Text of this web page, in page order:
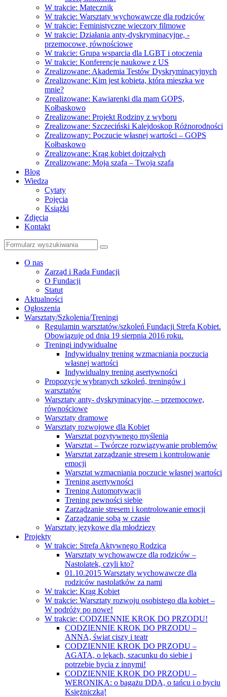
W trakcie: Matecznik
W trakcie: Warsztaty wychowawcze dla rodziców
W trakcie: Feministyczne wieczory filmowe
W trakcie: Działania anty-dyskryminacyjne, -
przemocowe, równościowe
W trakcie: Grupa wsparcia dla LGBT i otoczenia
W trakcie: Konferencje naukowe z US
Zrealizowane: Akademia Testów Dyskryminacyjnych
Zrealizowane: Kim jest kobieta, która mieszka we
mnie?
Zrealizowane: Kawiarenki dla mam GOPS,
Kołbaskowo
Zrealizowane: Projekt Rodziny z wyboru
Zrealizowane: Szczeciński Kalejdoskop Różnorodności
Zrealizowany: Poczucie własnej wartości – GOPS
Kołbaskowo
Zrealizowane: Krąg kobiet dojrzałych
Zrealizowane: Moja szafa – Twoja szafa
Blog
Wiedza
Cytaty
Pojęcia
Książki
Zdjęcia
Kontakt
Szukaj
O nas
Zarząd i Rada Fundacji
O Fundacji
Statut
Aktualności
Ogłoszenia
Warsztaty/Szkolenia/Treningi
Regulamin warsztatów/szkoleń Fundacji Strefa Kobiet.
Obowiązuje od dnia 19 sierpnia 2016 roku.
Treningi indywidualne
Indywidualny trening wzmacniania poczucia
własnej wartości
Indywidualny trening asertywności
Propozycje wybranych szkoleń, treningów i
warsztatów
Warsztaty anty- dyskryminacyjne, – przemocowe,
równościowe
Warsztaty dramowe
Warsztaty rozwojowe dla Kobiet
Warsztat pozytywnego myślenia
Warsztat – Twórcze rozwiązywanie problemów
Warsztat zarządzanie stresem i kontrolowanie
emocji
Warsztat wzmacniania poczucie własnej wartości
Trening asertywności
Trening Automotywacji
Trening pewności siebie
Zarządzanie stresem i kontrolowanie emocji
Zarządzanie sobą w czasie
Warsztaty językowe dla młodziezy
Projekty
W trakcie: Strefa Aktywnego Rodzica
Warsztaty wychowawcze dla rodziców –
Nastolatek, czyli kto?
01.10.2015 Warsztaty wychowawcze dla
rodziców nastolatków za nami
W trakcie: Krąg Kobiet
W trakcie: Warsztaty rozwoju osobistego dla kobiet –
W podróży po nowe!
W trakcie: CODZIENNIE KROK DO PRZODU!
CODZIENNIE KROK DO PRZODU –
ANNA, świat ciszy i teatr
CODZIENNIE KROK DO PRZODU –
AGATA, o lękach, szacunku do siebie i
potrzebie bycia z innymi!
CODZIENNIE KROK DO PRZODU –
WERONIKA: o bagażu DDA, o tańcu i o byciu
Księżniczką!